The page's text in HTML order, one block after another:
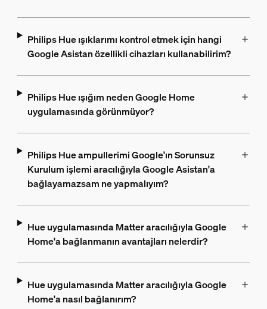
Philips Hue ışıklarımı kontrol etmek için hangi
Google Asistan özellikli cihazları kullanabilirim?
Philips Hue ışığım neden Google Home
uygulamasında görünmüyor?
Philips Hue ampullerimi Google'ın Sorunsuz
Kurulum işlemi aracılığıyla Google Asistan'a
bağlayamazsam ne yapmalıyım?
Hue uygulamasında Matter aracılığıyla Google
Home'a ​​bağlanmanın avantajları nelerdir?
Hue uygulamasında Matter aracılığıyla Google
Home'a ​​nasıl bağlanırım?